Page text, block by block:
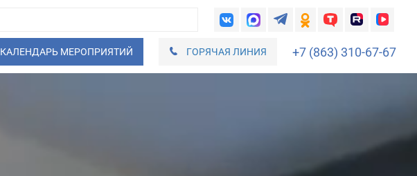
КАЛЕНДАРЬ МЕРОПРИЯТИЙ ГОРЯЧАЯ ЛИНИЯ +7 (863) 310-67-67